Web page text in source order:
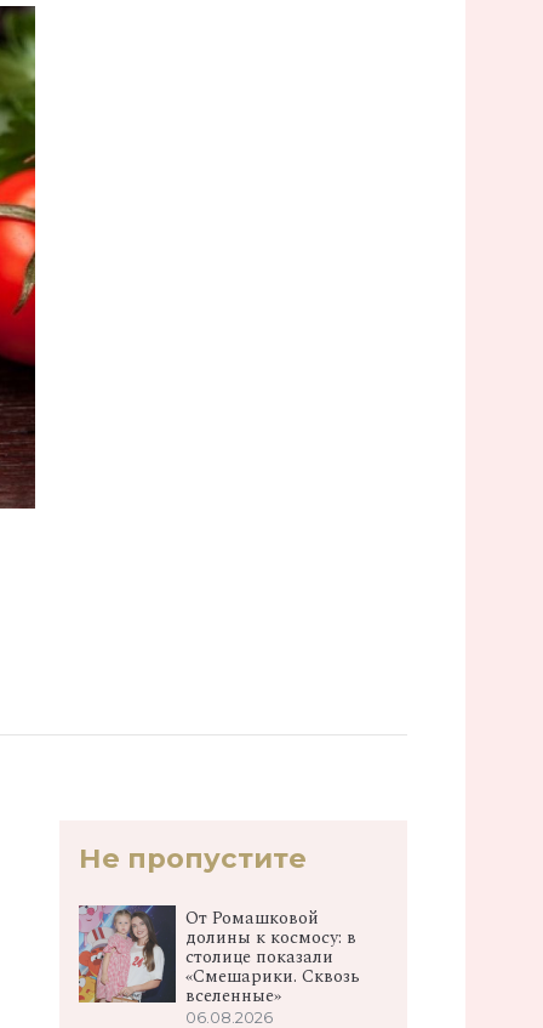
Не пропустите
От Ромашковой
долины к космосу: в
столице показали
«Смешарики. Сквозь
вселенные»
06.08.2026